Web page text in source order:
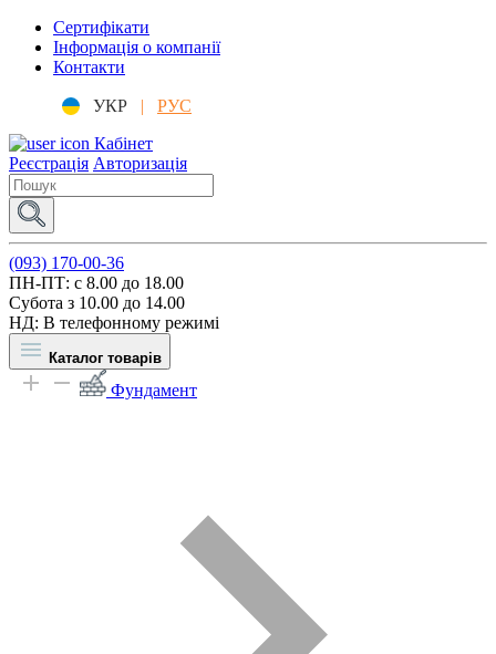
Сертифікати
Інформація о компанії
Контакти
УКР |
РУС
Кабінет
Реєстрація Авторизація
(093) 170-00-36
ПН-ПТ: c 8.00 до 18.00
Субота з 10.00 до 14.00
НД: В телефонному режимі
Каталог товарів
Фундамент